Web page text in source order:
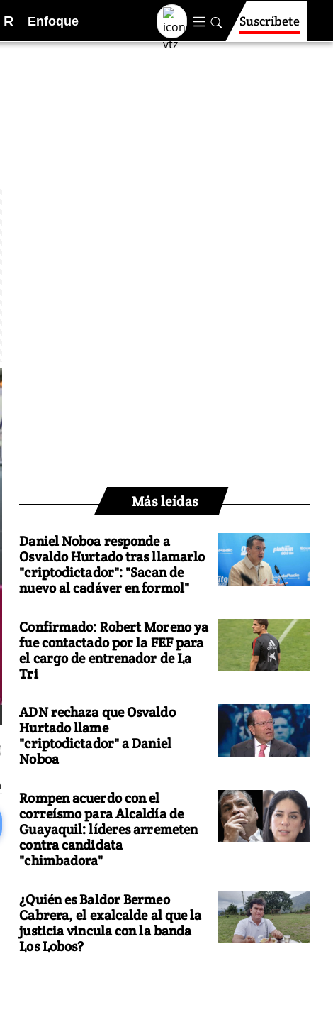
R Enfoque Suscríbete
Más leídas
Daniel Noboa responde a
Osvaldo Hurtado tras llamarlo
"criptodictador": "Sacan de
nuevo al cadáver en formol"
Confirmado: Robert Moreno ya
fue contactado por la FEF para
el cargo de entrenador de La
Tri
ADN rechaza que Osvaldo
Hurtado llame
"criptodictador" a Daniel
Noboa
Rompen acuerdo con el
correísmo para Alcaldía de
Guayaquil: líderes arremeten
contra candidata
"chimbadora"
¿Quién es Baldor Bermeo
Cabrera, el exalcalde al que la
justicia vincula con la banda
Los Lobos?